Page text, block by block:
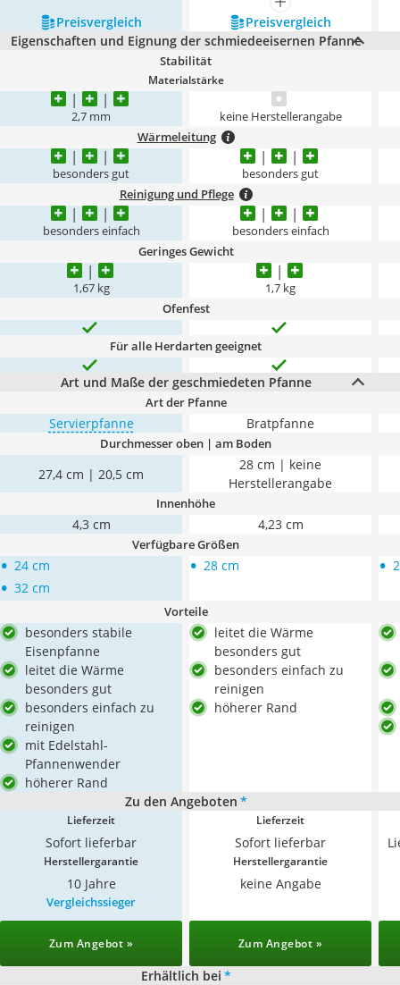
mehr anzeigen
Preis­vergleich
Preis­vergleich
Eigenschaften und Eignung der schmiedeeisernen Pfanne
Stabilität
Materialstärke
2,7 mm keine Herstellerangabe
Wärmeleitung
besonders gut besonders gut
Reinigung und Pflege
besonders einfach besonders einfach
Geringes Gewicht
1,67 kg 1,7 kg
Ofenfest
Für alle Herdarten geeignet
Art und Maße der geschmiedeten Pfanne
Art der Pfanne
Servierpfanne Bratpfanne
Durchmesser oben | am Boden
27,4 cm | 20,5 cm
28 cm | keine
Herstellerangabe
Innenhöhe
4,3 cm 4,23 cm
Verfügbare Größen
• 24 cm
• 32 cm
• 28 cm •
Vorteile
besonders stabile
Eisenpfanne
leitet die Wärme
besonders gut
besonders einfach zu
reinigen
mit Edelstahl-
Pfannenwender
höherer Rand
leitet die Wärme
besonders gut
besonders einfach zu
reinigen
höherer Rand
Zu den Angeboten *
Lieferzeit
Sofort lieferbar
Lieferzeit
Sofort lieferbar
Herstellergarantie
10 Jahre
Herstellergarantie
keine Angabe
Vergleichssieger
Zum Angebot » Zum Angebot »
Erhältlich bei *